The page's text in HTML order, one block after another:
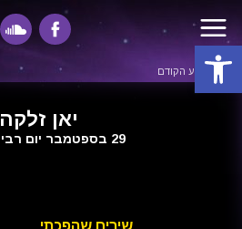
פתח סרגל נגישות
לאירוע הקודם
יאן זלקה
29 בספטמבר יום רביעי 20:30
שירים שהפכתי